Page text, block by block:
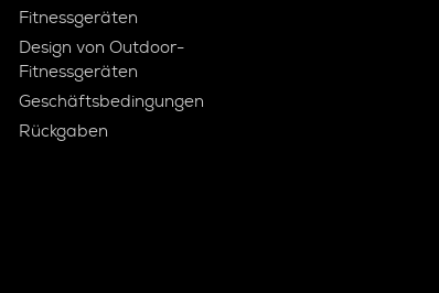
Fitnessgeräten
Design von Outdoor-
Fitnessgeräten
Geschäftsbedingungen
Rückgaben